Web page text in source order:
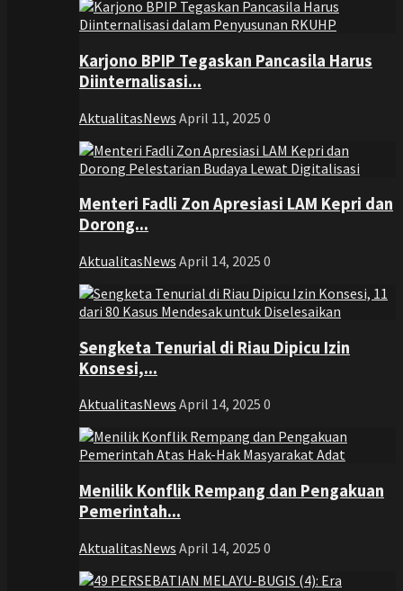
Karjono BPIP Tegaskan Pancasila Harus
Diinternalisasi...
AktualitasNews April 11, 2025 0
Menteri Fadli Zon Apresiasi LAM Kepri dan
Dorong...
AktualitasNews April 14, 2025 0
Sengketa Tenurial di Riau Dipicu Izin
Konsesi,...
AktualitasNews April 14, 2025 0
Menilik Konflik Rempang dan Pengakuan
Pemerintah...
AktualitasNews April 14, 2025 0